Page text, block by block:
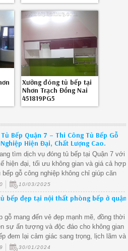
Xưởng đóng tủ bếp tại
Nhơn Trạch Đồng Nai
451819PG5
Bếp Quận 7 – Thi Công Tủ Bếp Gỗ
Hiện Đại, Chất Lượng Cao.
tìm dịch vụ đóng tủ bếp tại Quận 7 với
hiện đại, tối ưu không gian và giá cả hợp
bếp gỗ công nghiệp không chỉ giúp căn
nên sang trọng mà còn mang lại sự tiện
quá trình sử dụng.
10/03/2025
bếp đẹp tại nội thất phòng bếp ở quận
gỗ mang đến vẻ đẹp mạnh mẽ, đồng thời
sự ấn tượng và độc đáo cho không gian
đem lại cảm giác sang trọng, lịch lãm và
tính
30/01/2024